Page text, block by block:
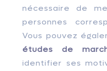
nécessaire de
personnes
Vous pouvez
études de
identifier ses